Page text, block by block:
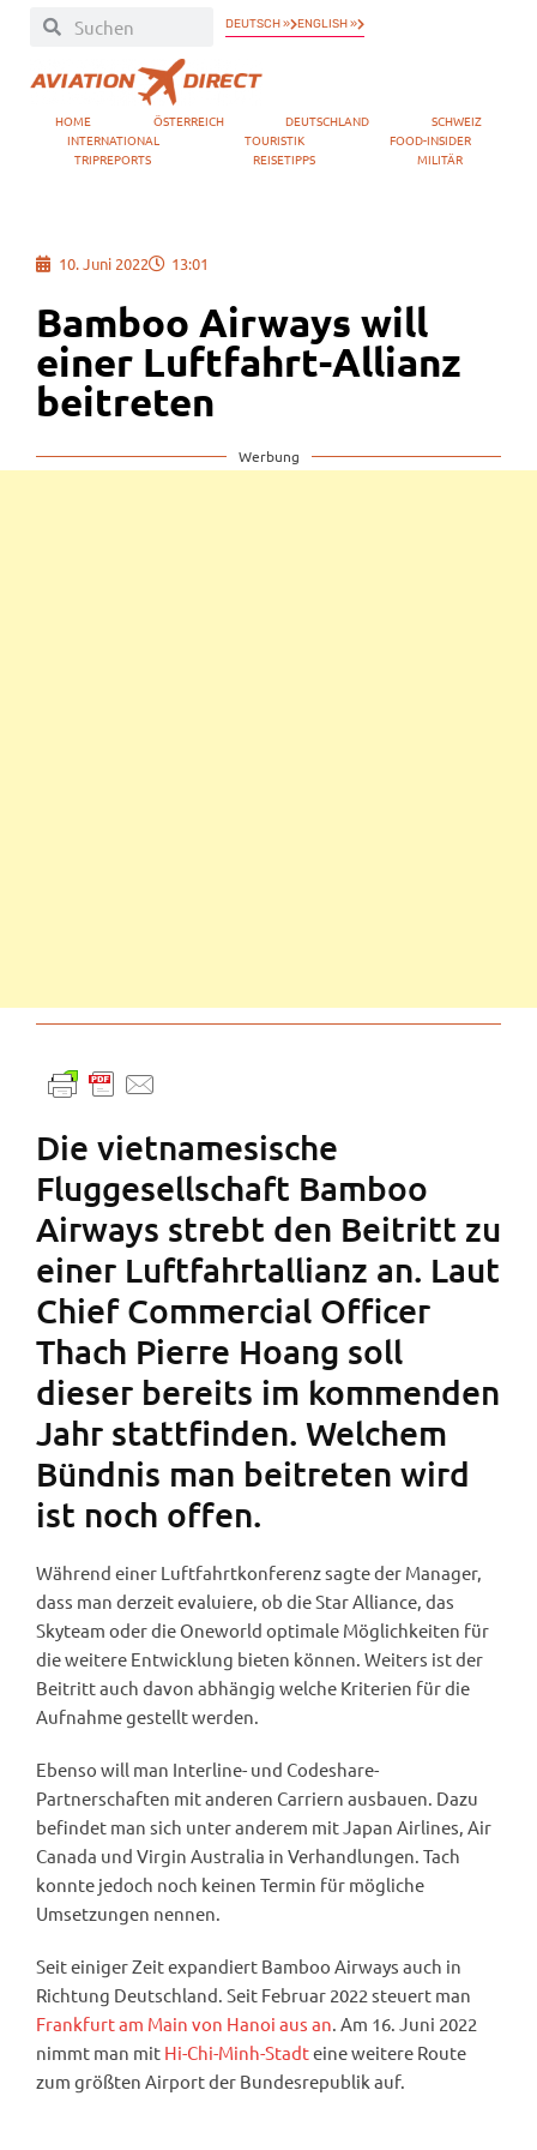
DEUTSCH » ENGLISH »
HOME ÖSTERREICH DEUTSCHLAND
SCHWEIZ
INTERNATIONAL
TOURISTIK
FOOD-INSIDER
TRIPREPORTS
REISETIPPS MILITÄR
10. Juni 2022 13:01
Bamboo Airways will
einer Luftfahrt-Allianz
beitreten
Werbung
Die vietnamesische
Fluggesellschaft Bamboo
Airways strebt den Beitritt zu
einer Luftfahrtallianz an. Laut
Chief Commercial Officer
Thach Pierre Hoang soll
dieser bereits im kommenden
Jahr stattfinden. Welchem
Bündnis man beitreten wird
ist noch offen.
Während einer Luftfahrtkonferenz sagte der Manager,
dass man derzeit evaluiere, ob die Star Alliance, das
Skyteam oder die Oneworld optimale Möglichkeiten für
die weitere Entwicklung bieten können. Weiters ist der
Beitritt auch davon abhängig welche Kriterien für die
Aufnahme gestellt werden.
Ebenso will man Interline- und Codeshare-
Partnerschaften mit anderen Carriern ausbauen. Dazu
befindet man sich unter anderem mit Japan Airlines, Air
Canada und Virgin Australia in Verhandlungen. Tach
konnte jedoch noch keinen Termin für mögliche
Umsetzungen nennen.
Seit einiger Zeit expandiert Bamboo Airways auch in
Richtung Deutschland. Seit Februar 2022 steuert man
Frankfurt am Main von Hanoi aus an. Am 16. Juni 2022
nimmt man mit Hi-Chi-Minh-Stadteine weitere Route
zum größten Airport der Bundesrepublik auf.